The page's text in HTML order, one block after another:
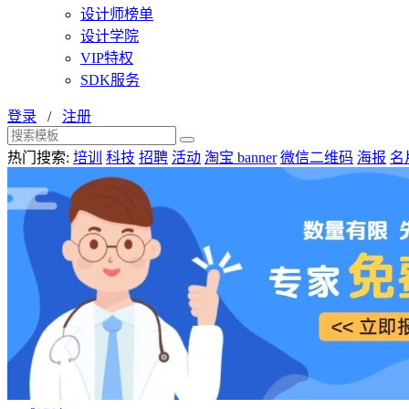
设计师榜单
设计学院
VIP特权
SDK服务
登录 / 注册
热门搜索: 培训 科技 招聘 活动 淘宝 banner 微信二维码 海报 名